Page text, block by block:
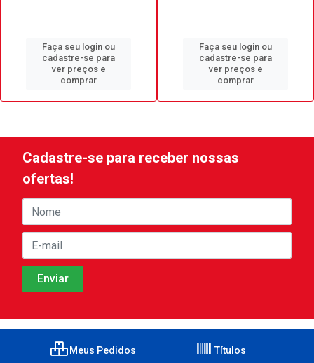
Faça seu login ou
cadastre-se para
ver preços e
comprar
Faça seu login ou
cadastre-se para
ver preços e
comprar
Cadastre-se para receber nossas
ofertas!
Meus Pedidos Títulos